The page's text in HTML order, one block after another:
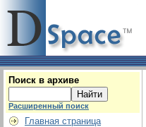
Поиск в архиве
Расширенный поиск
Главная страница